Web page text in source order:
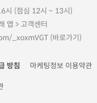
시 (점심 12시 ~ 13시)
앱 > 고객센터
_xoxmVGT (바로가기)
방침 마케팅정보 이용약관